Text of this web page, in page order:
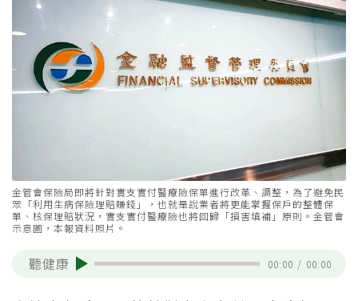
金管會保險局即將針對實支實付醫療險保單進行改革、調整，為了避免民
眾「利用生病保險理賠賺錢」，也就是說業者將更能掌握保戶的整體保
單、核保理賠狀況，實支實付醫療險也將回歸「損害填補」原則。金管會
示意圖，本報資料照片。
聽健康 00:00 / 00:00